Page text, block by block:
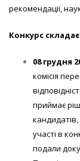
рекомендації,
Конкурс
08 грудня
комісія
приймає
кандидатів,
участі в
подали